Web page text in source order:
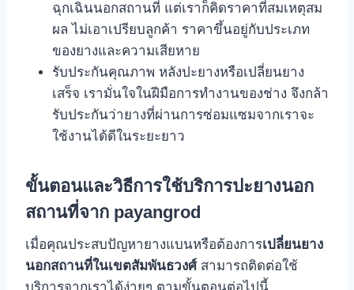
ฉุกเฉินนอกสถานที่ แต่เราก็คิดราคาที่สมเหตุสม
ผล ไม่เอาเปรียบลูกค้า ราคาขึ้นอยู่กับประเภท
ของยางและความเสียหาย
รับประกันคุณภาพ หลังปะยางหรือเปลี่ยนยาง
เสร็จ เรามั่นใจในฝีมือการทํางานของช่าง จึงกล้า
รับประกันว่ายางที่ผ่านการซ่อมแซมจากเราจะ
ใช้งานได้ดีในระยะยาว
ขั้นตอนและวิธีการใช้บริการปะยางนอก
สถานที่จาก payangrod
เมื่อคุณประสบปัญหายางแบนหรือต้องการเปลี่ยนยาง
นอกสถานที่ในเขตสัมพันธวงศ์ สามารถติดต่อใช้